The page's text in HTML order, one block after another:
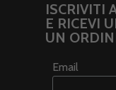
ISCRIVITI
E RICEVI
UN
Email